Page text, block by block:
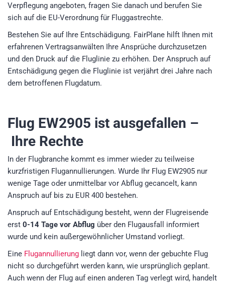
Verpflegung angeboten, fragen Sie danach und berufen Sie
sich auf die EU-Verordnung für Fluggastrechte.
Bestehen Sie auf Ihre Entschädigung. FairPlane hilft Ihnen mit
erfahrenen Vertragsanwälten Ihre Ansprüche durchzusetzen
und den Druck auf die Fluglinie zu erhöhen. Der Anspruch auf
Entschädigung gegen die Fluglinie ist verjährt drei Jahre nach
dem betroffenen Flugdatum.
Flug EW2905 ist ausgefallen –
Ihre Rechte
In der Flugbranche kommt es immer wieder zu teilweise
kurzfristigen Flugannullierungen. Wurde Ihr Flug EW2905 nur
wenige Tage oder unmittelbar vor Abflug gecancelt, kann
Anspruch auf bis zu EUR 400 bestehen.
Anspruch auf Entschädigung besteht, wenn der Flugreisende
erst 0-14 Tage vor Abflug über den Flugausfall informiert
wurde und kein außergewöhnlicher Umstand vorliegt.
Eine Flugannullierung liegt dann vor, wenn der gebuchte Flug
nicht so durchgeführt werden kann, wie ursprünglich geplant.
Auch wenn der Flug auf einen anderen Tag verlegt wird, handelt